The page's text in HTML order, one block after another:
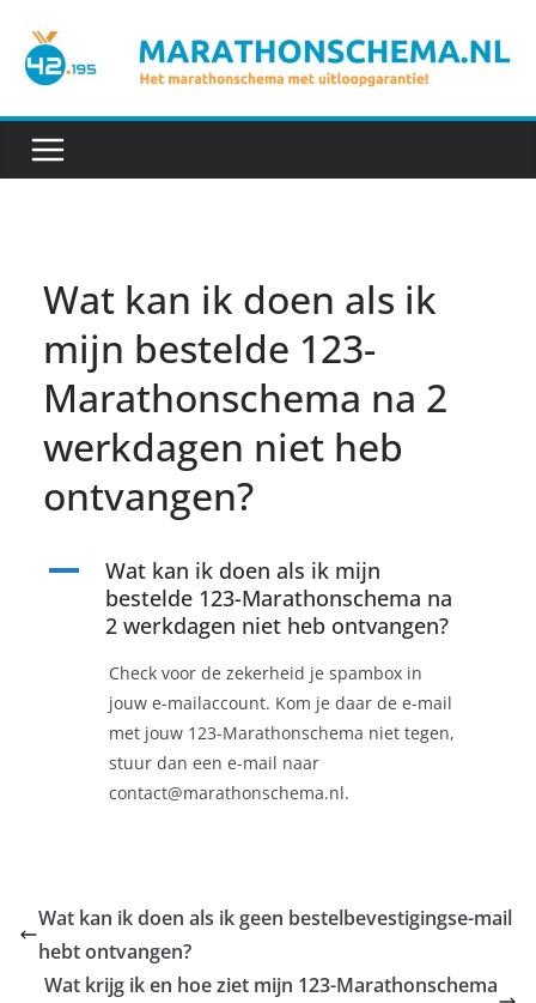
naar
inhoud
Wat kan ik doen als ik
mijn bestelde 123-
Marathonschema na 2
werkdagen niet heb
ontvangen?
A
Wat kan ik doen als ik mijn
bestelde 123-Marathonschema na
2 werkdagen niet heb ontvangen?
Check voor de zekerheid je spambox in
jouw e-mailaccount. Kom je daar de e-mail
met jouw 123-Marathonschema niet tegen,
stuur dan een e-mail naar
contact@marathonschema.nl.
Wat kan ik doen als ik geen bestelbevestigingse-mail
hebt ontvangen?
Wat krijg ik en hoe ziet mijn 123-Marathonschema